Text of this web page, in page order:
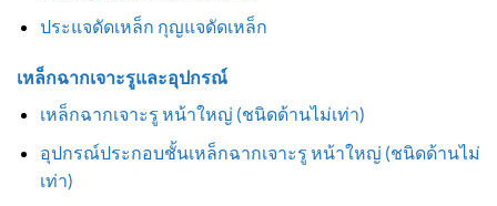
ประแจดัดเหล็ก กุญแจดัดเหล็ก
เหล็กฉากเจาะรูและอุปกรณ์
เหล็กฉากเจาะรู หน้าใหญ่ (ชนิดด้านไม่เท่า)
อุปกรณ์ประกอบชั้นเหล็กฉากเจาะรู หน้าใหญ่ (ชนิดด้านไม่
เท่า)